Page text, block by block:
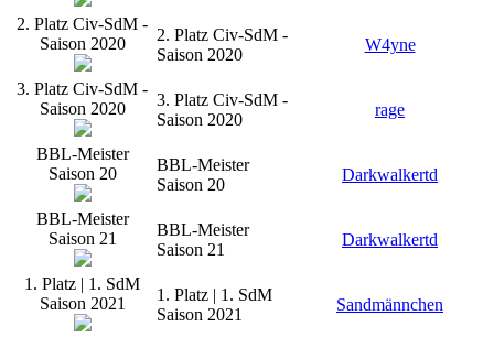
2. Platz Civ-SdM -
Saison 2020
2. Platz Civ-SdM -
Saison 2020
W4yne
3. Platz Civ-SdM -
Saison 2020
3. Platz Civ-SdM -
Saison 2020
rage
BBL-Meister
Saison 20
BBL-Meister
Saison 20
Darkwalkertd
BBL-Meister
Saison 21
BBL-Meister
Saison 21
Darkwalkertd
1. Platz | 1. SdM
Saison 2021
1. Platz | 1. SdM
Saison 2021
Sandmännchen